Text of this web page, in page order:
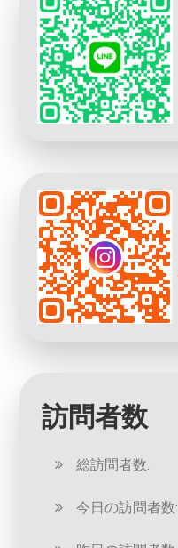
訪問者数
総訪問者数:
今日の訪問者数: